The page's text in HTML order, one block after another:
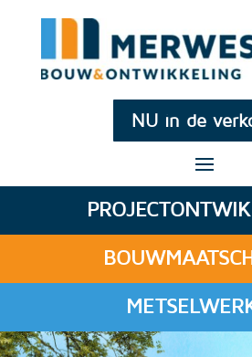
NU in de